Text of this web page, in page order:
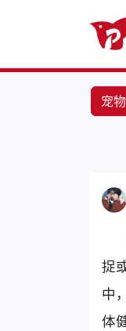
宠物
捉
中
体